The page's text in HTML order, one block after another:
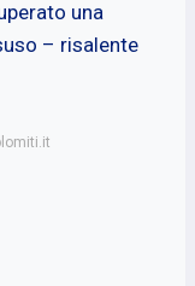
una
– risalente